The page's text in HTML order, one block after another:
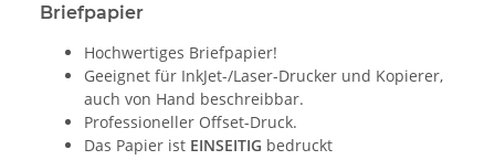
Briefpapier
Hochwertiges Briefpapier!
Geeignet für InkJet-/Laser-Drucker und Kopierer,
auch von Hand beschreibbar.
Professioneller Offset-Druck.
Das Papier ist EINSEITIG bedruckt